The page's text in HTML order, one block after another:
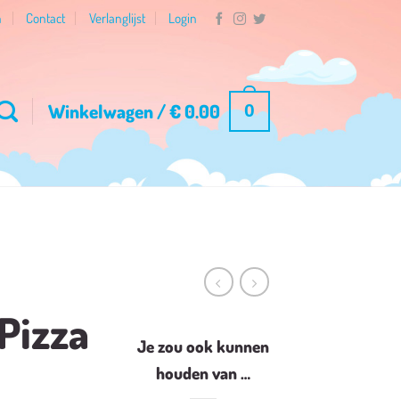
Contact Verlanglijst Login
Winkelwagen /€0.00 0
Je zou ook kunnen
houden van …